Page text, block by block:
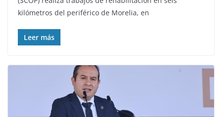
kilómetros del periférico de Morelia, en
Leer más